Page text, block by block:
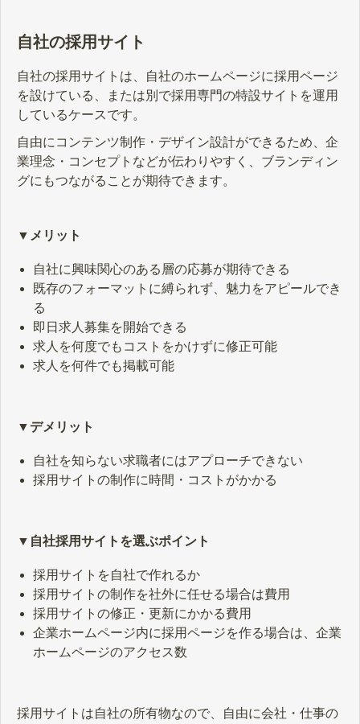
自社の採用サイト
自社の採用サイトは、自社のホームページに採用ページ
を設けている、または別で採用専門の特設サイトを運用
しているケースです。
自由にコンテンツ制作・デザイン設計ができるため、企
業理念・コンセプトなどが伝わりやすく、ブランディン
グにもつながることが期待できます。
▼メリット
自社に興味関心のある層の応募が期待できる
既存のフォーマットに縛られず、魅力をアピールでき
る
即日求人募集を開始できる
求人を何度でもコストをかけずに修正可能
求人を何件でも掲載可能
▼デメリット
自社を知らない求職者にはアプローチできない
採用サイトの制作に時間・コストがかかる
▼自社採用サイトを選ぶポイント
採用サイトを自社で作れるか
採用サイトの制作を社外に任せる場合は費用
採用サイトの修正・更新にかかる費用
企業ホームページ内に採用ページを作る場合は、企業
ホームページのアクセス数
採用サイトは自社の所有物なので、自由に会社・仕事の